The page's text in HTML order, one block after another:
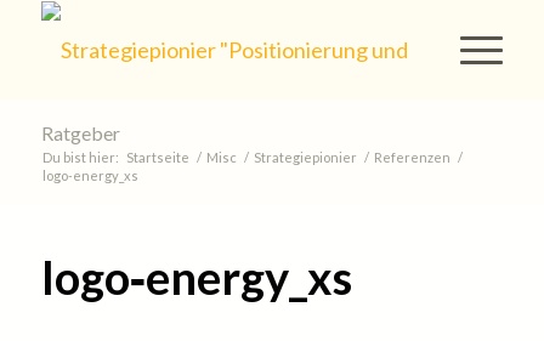
Ratgeber
Du bist hier: Startseite / Misc / Strategiepionier / Referenzen /
logo‐energy_xs
logo‐energy_xs